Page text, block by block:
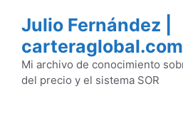
contenido
Julio Fernández |
carteraglobal.com
Mi archivo de conocimiento
del precio y el sistema SOR